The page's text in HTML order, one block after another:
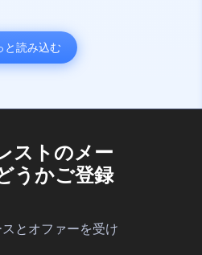
と読み込む
ストのメー
うかご登録
とオファーを受け